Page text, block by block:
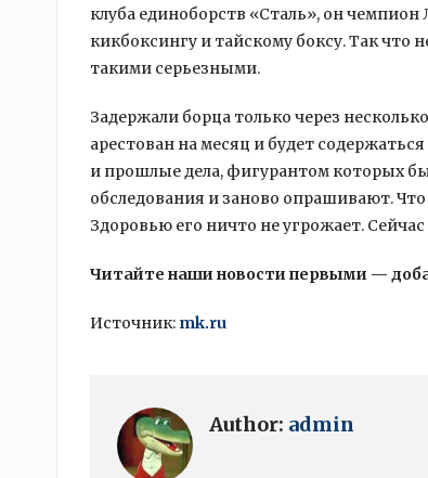
клуба единоборств «Сталь», он
кикбоксингу и тайскому боксу. Так что
такими серьезными.
Задержали борца только через
арестован на месяц и будет
и прошлые дела, фигурантом которых
обследования и заново опрашивают.
Здоровью его ничто не угрожает.
Читайте наши новости первыми —
Источник: mk.ru
Author: admin